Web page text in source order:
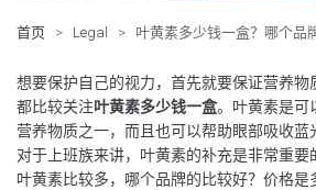
首页 > Legal > 叶黄素多少钱一盒？哪个品
想要保护自己的视力，首先就要保证营养物
都比较关注叶黄素多少钱一盒。叶黄素是可
营养物质之一，而且也可以帮助眼部吸收蓝
对于上班族来讲，叶黄素的补充是非常重要
叶黄素比较多，哪个品牌的比较好？价格是